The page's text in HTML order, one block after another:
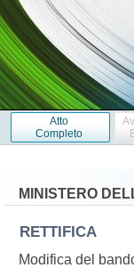
Atto
Completo
MINISTERO
RETTIFICA
Modifica del